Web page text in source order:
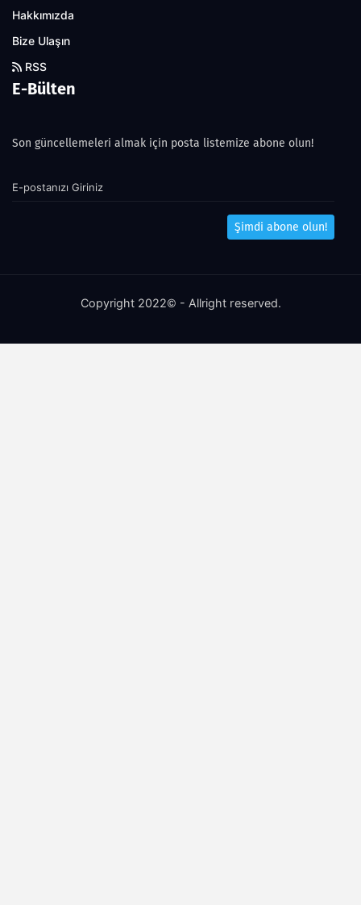
Hakkımızda
Bize Ulaşın
RSS
E-Bülten
Son güncellemeleri almak için posta listemize abone olun!
Şimdi abone olun!
Copyright 2022© - Allright reserved.